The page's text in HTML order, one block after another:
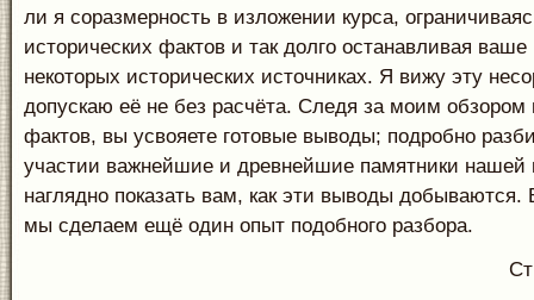
ли я соразмерность в изложении курса,
исторических фактов и так долго останавливая
некоторых исторических источниках. Я вижу эту
допускаю её не без расчёта. Следя за моим обзором
фактов, вы усвояете готовые выводы; подробно
участии важнейшие и древнейшие памятники нашей
наглядно показать вам, как эти выводы
мы сделаем ещё один опыт подобного разбора.